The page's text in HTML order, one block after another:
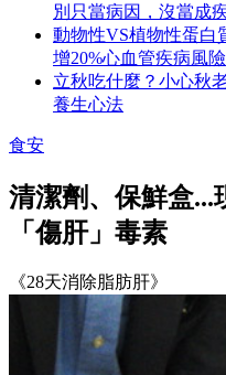
別只當病因，沒當成
動物性VS植物性蛋白
增20%心血管疾病風險
立秋吃什麼？小心秋
養生心法
食安
清潔劑、保鮮盒...
「傷肝」毒素
《28天消除脂肪肝》